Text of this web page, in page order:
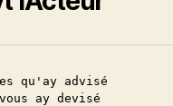
qu'ay advisé
vous ay devisé